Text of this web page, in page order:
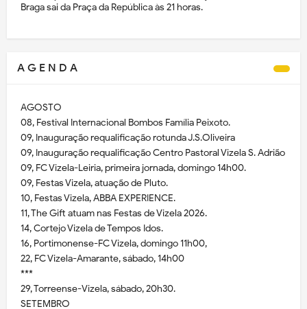
Braga sai da Praça da República às 21 horas.
A G E N D A
AGOSTO
08, Festival Internacional Bombos Família Peixoto.
09, Inauguração requalificação rotunda J.S.Oliveira
09, Inauguração requalificação Centro Pastoral Vizela S. Adrião
09, FC Vizela-Leiria, primeira jornada, domingo 14h00.
09, Festas Vizela, atuação de Pluto.
10, Festas Vizela, ABBA EXPERIENCE.
11, The Gift atuam nas Festas de Vizela 2026.
14, Cortejo Vizela de Tempos Idos.
16, Portimonense-FC Vizela, domingo 11h00,
22, FC Vizela-Amarante, sábado, 14h00
***
29, Torreense-Vizela, sábado, 20h30.
SETEMBRO